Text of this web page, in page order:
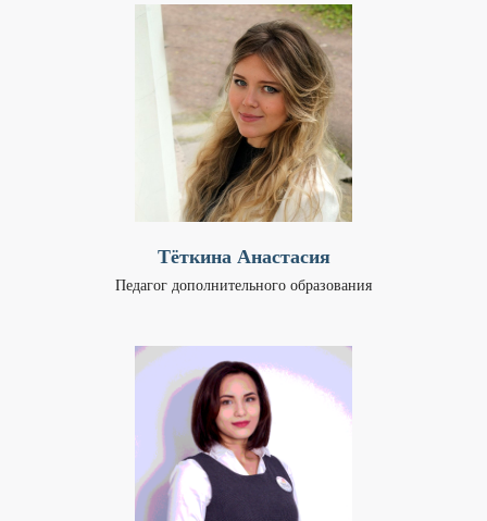
Тёткина Анастасия
Педагог дополнительного образования